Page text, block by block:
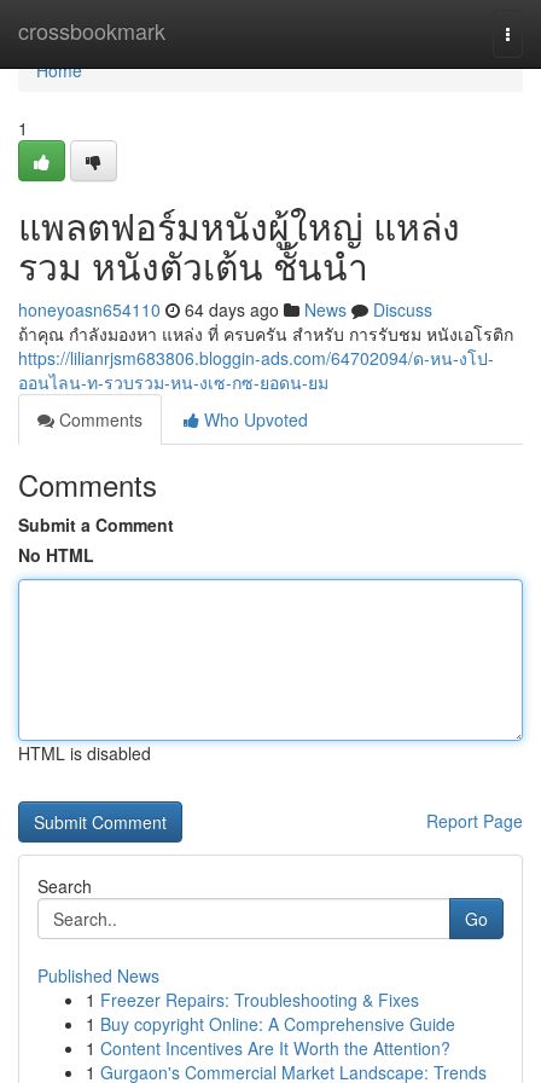
crossbookmark
Home
Home
1
แพลตฟอร์มหนังผู้ใหญ่ แหล่ง
รวม หนังตัวเต้น ชั้นนำ
honeyoasn654110 64 days ago News
Discuss
ถ้าคุณ กำลังมองหา แหล่ง ที่ ครบครัน สำหรับ การรับชม หนังเอโรติก
https://lilianrjsm683806.bloggin-ads.com/64702094/ด-หน-งโป-
ออนไลน-ท-รวบรวม-หน-งเซ-กซ-ยอดน-ยม
Comments
Who Upvoted
Comments
Submit a Comment
No HTML
HTML is disabled
Report Page
Search
Go
Published News
1 Freezer Repairs: Troubleshooting & Fixes
1 Buy copyright Online: A Comprehensive Guide
1 Content Incentives Are It Worth the Attention?
1 Gurgaon's Commercial Market Landscape: Trends